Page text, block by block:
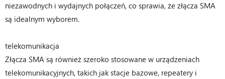
niezawodnych i wydajnych połączeń, co sprawia, że ​​złącza SMA
są idealnym wyborem.
telekomunikacja
Złącza SMA są również szeroko stosowane w urządzeniach
telekomunikacyjnych, takich jak stacje bazowe, repeatery i